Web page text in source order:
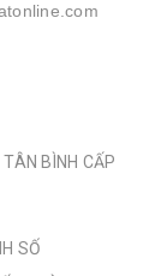
BÌNH CẤP
SỐ